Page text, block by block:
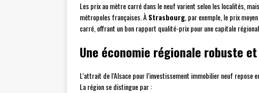
Les prix au mètre carré dans le neuf varient selon les localités,
métropoles françaises. ÀStrasbourg , par exemple, le prix
carré, offrant un bon rapport qualité-prix pour une capitale
Une économie régionale robuste
L’attrait de l’Alsace pour l’investissement immobilier neuf
La région se distingue par :